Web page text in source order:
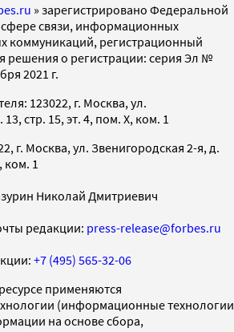
» зарегистрировано Федеральной
связи, информационных
коммуникаций, регистрационный
решения о регистрации: серия Эл №
2021 г.
123022, г. Москва, ул.
стр. 15, эт. 4, пом. X, ком. 1
г. Москва, ул. Звенигородская 2-я, д.
ком. 1
Николай Дмитриевич
редакции: press-release@forbes.ru
+7 (495) 565-32-06
применяются
(информационные технологии
на основе сбора,